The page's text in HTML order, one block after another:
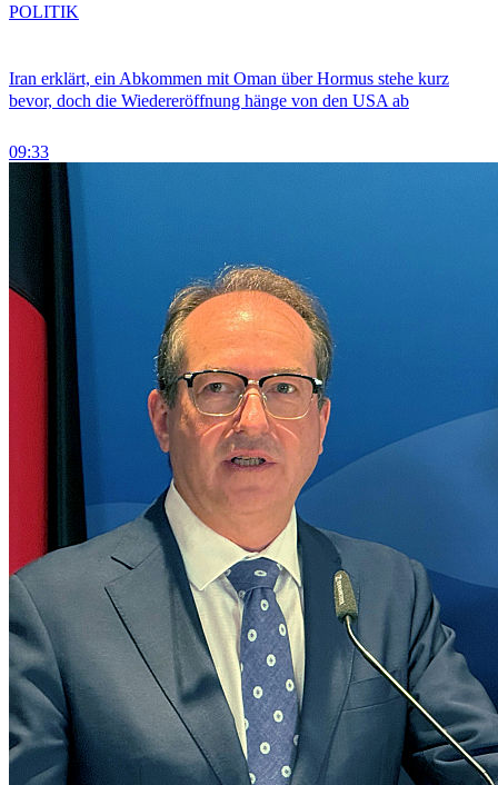
Iran erklärt, ein Abkommen mit Oman über Hormus stehe kurz
bevor, doch die Wiedereröffnung hänge von den USA ab
09:33
POLITIK